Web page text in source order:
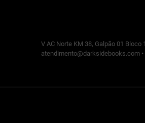
V AC Norte KM 38, Galpão 01 Bloco
atendimento@darksidebooks.com